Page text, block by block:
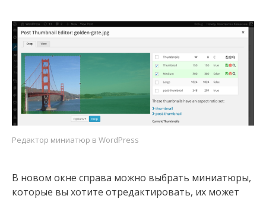
Редактор миниатюр в WordPress
В новом окне справа можно выбрать миниатюры,
которые вы хотите отредактировать, их может